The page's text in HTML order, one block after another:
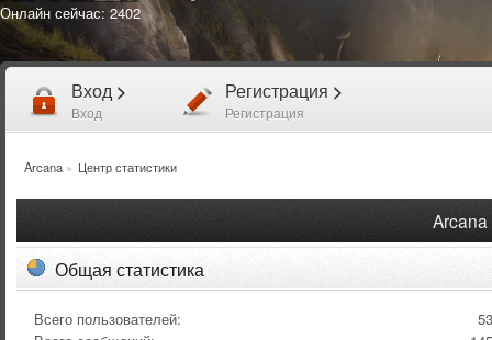
Онлайн сейчас: 2402
Вход >
Вход
Регистрация >
Регистрация
Arcana» Центр статистики
Arcana
Общая статистика
Всего пользователей: